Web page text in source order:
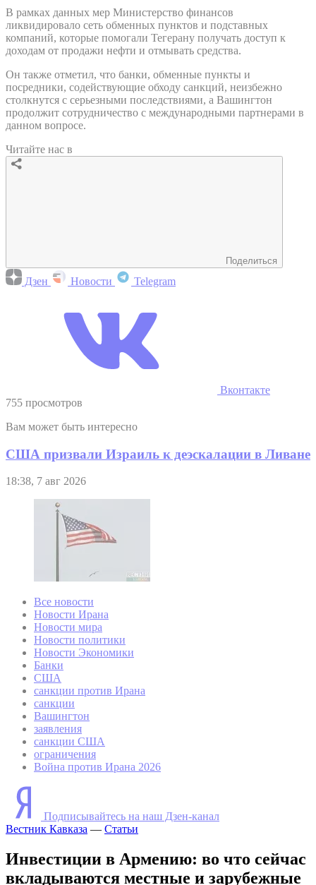
В рамках данных мер Министерство финансов
ликвидировало сеть обменных пунктов и подставных
компаний, которые помогали Тегерану получать доступ к
доходам от продажи нефти и отмывать средства.
Он также отметил, что банки, обменные пункты и
посредники, содействующие обходу санкций, неизбежно
столкнутся с серьезными последствиями, а Вашингтон
продолжит сотрудничество с международными партнерами в
данном вопросе.
Читайте нас в
Поделиться
Дзен Новости Telegram
Вконтакте
755 просмотров
Вам может быть интересно
США призвали Израиль к деэскалации в Ливане
18:38, 7 авг 2026
Все новости
Новости Ирана
Новости мира
Новости политики
Новости Экономики
Банки
США
санкции против Ирана
санкции
Вашингтон
заявления
санкции США
ограничения
Война против Ирана 2026
Подписывайтесь на наш Дзен-канал
Вестник Кавказа — Статьи
Инвестиции в Армению: во что сейчас
вкладываются местные и зарубежные